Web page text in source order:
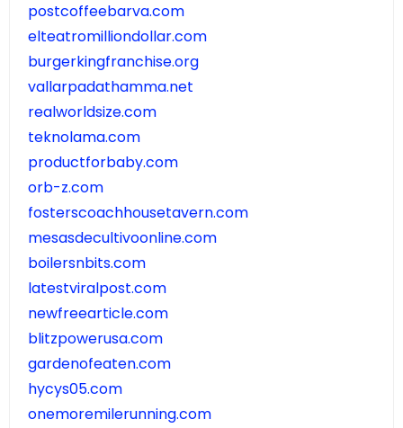
postcoffeebarva.com
elteatromilliondollar.com
burgerkingfranchise.org
vallarpadathamma.net
realworldsize.com
teknolama.com
productforbaby.com
orb-z.com
fosterscoachhousetavern.com
mesasdecultivoonline.com
boilersnbits.com
latestviralpost.com
newfreearticle.com
blitzpowerusa.com
gardenofeaten.com
hycys05.com
onemoremilerunning.com